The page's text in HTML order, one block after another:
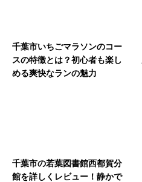
千葉市いちごマラソンのコー
スの特徴とは？初心者も楽し
める爽快なランの魅力
千葉市の若葉図書館西都賀分
館を詳しくレビュー！静かで